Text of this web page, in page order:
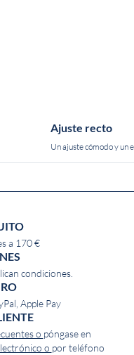
Ajuste recto
Un ajuste cómodo y un
a 170 €
condiciones.
Apple Pay
o póngase en
o por teléfono